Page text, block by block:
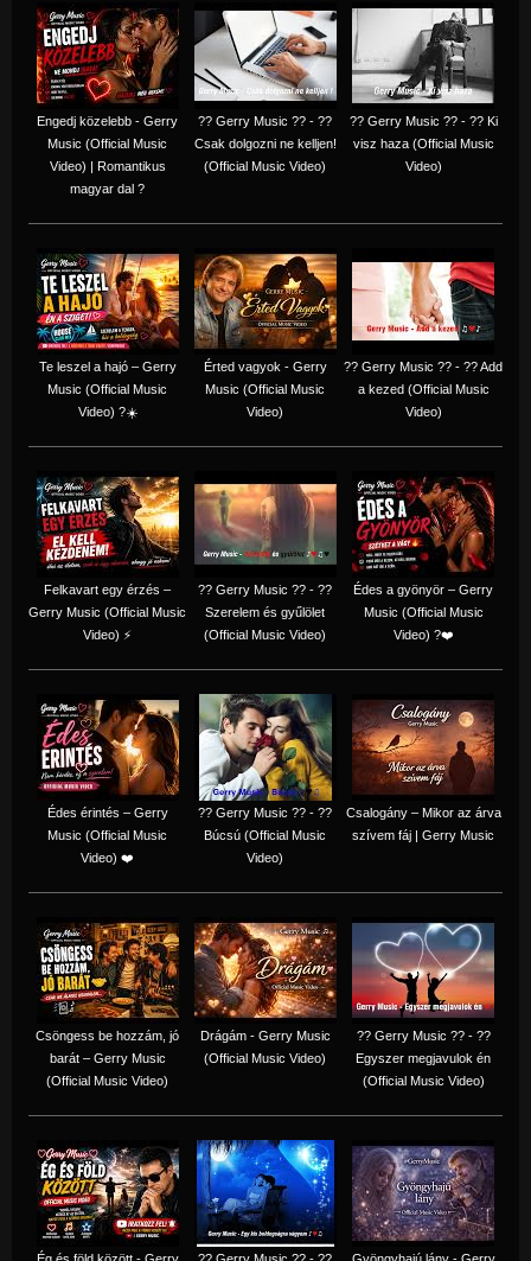
Engedj közelebb - Gerry
Music (Official Music
Video) | Romantikus
magyar dal ?
?? Gerry Music ?? - ??
Csak dolgozni ne kelljen!
(Official Music Video)
?? Gerry Music ?? - ?? Ki
visz haza (Official Music
Video)
Te leszel a hajó – Gerry
Music (Official Music
Video) ?☀️
Érted vagyok - Gerry
Music (Official Music
Video)
?? Gerry Music ?? - ?? Add
a kezed (Official Music
Video)
Felkavart egy érzés –
Gerry Music (Official Music
Video) ⚡
?? Gerry Music ?? - ??
Szerelem és gyűlölet
(Official Music Video)
Édes a gyönyör – Gerry
Music (Official Music
Video) ?❤️
Édes érintés – Gerry
Music (Official Music
Video) ❤️
?? Gerry Music ?? - ??
Búcsú (Official Music
Video)
Csalogány – Mikor az árva
szívem fáj | Gerry Music
Csöngess be hozzám, jó
barát – Gerry Music
(Official Music Video)
Drágám - Gerry Music
(Official Music Video)
?? Gerry Music ?? - ??
Egyszer megjavulok én
(Official Music Video)
Ég és föld között - Gerry
?? Gerry Music ?? - ??
Gyöngyhajú lány - Gerry